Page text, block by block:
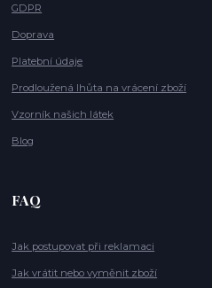
GDPR
Doprava
Platební údaje
Prodloužená lhůta na vrácení zboží
Vzorník našich látek
Blog
FAQ
Jak postupovat při reklamaci
Jak vrátit nebo vyměnit zboží